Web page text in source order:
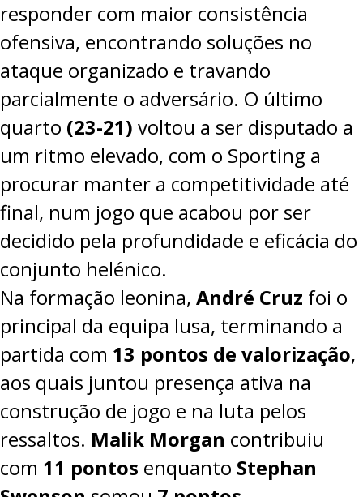
responder com maior consistência
ofensiva, encontrando soluções no
ataque organizado e travando
parcialmente o adversário. O último
quarto (23-21) voltou a ser disputado a
um ritmo elevado, com o Sporting a
procurar manter a competitividade até
final, num jogo que acabou por ser
decidido pela profundidade e eficácia do
conjunto helénico.
Na formação leonina, André Cruz foi o
principal da equipa lusa, terminando a
partida com 13 pontos de valorização,
aos quais juntou presença ativa na
construção de jogo e na luta pelos
ressaltos. Malik Morgan contribuiu
com 11 pontos enquanto Stephan